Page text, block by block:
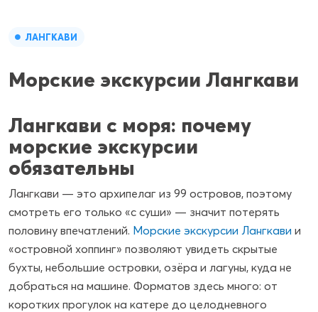
ЛАНГКАВИ
Морские экскурсии Лангкави
Лангкави с моря: почему
морские экскурсии
обязательны
Лангкави — это архипелаг из 99 островов, поэтому
смотреть его только «с суши» — значит потерять
половину впечатлений. Морские экскурсии Лангкави и
«островной хоппинг» позволяют увидеть скрытые
бухты, небольшие островки, озёра и лагуны, куда не
добраться на машине. Форматов здесь много: от
коротких прогулок на катере до целодневного